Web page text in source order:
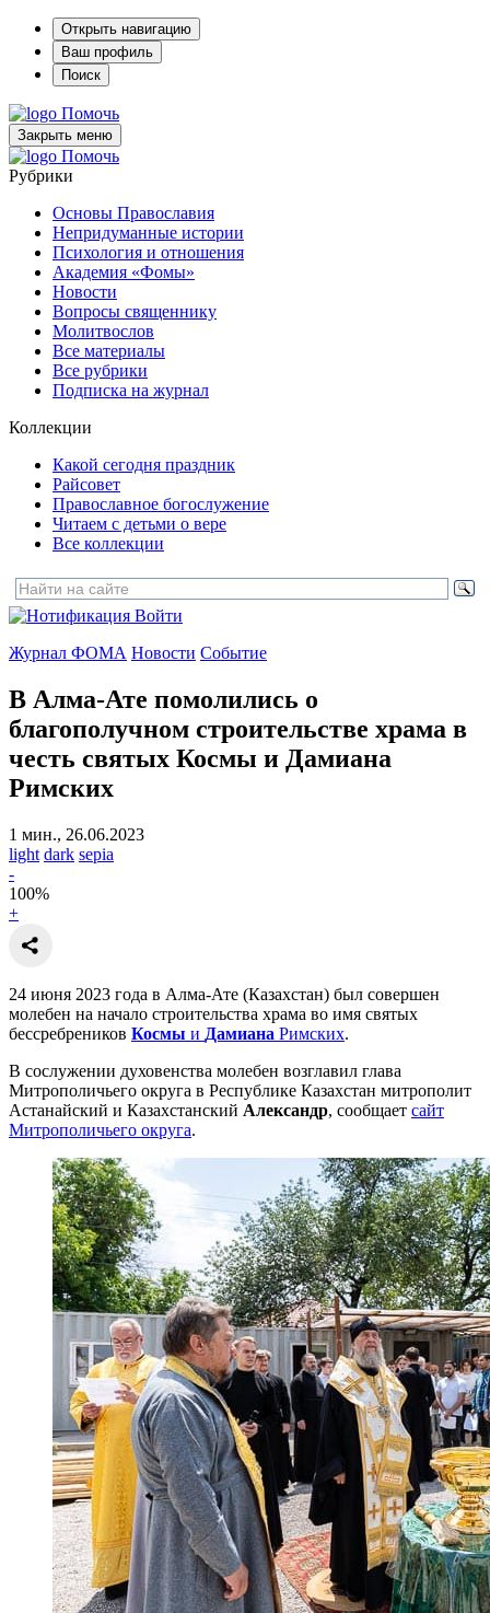
Открыть навигацию
Ваш профиль
Поиск
Помочь
Закрыть меню
Помочь
Рубрики
Основы Православия
Непридуманные истории
Психология и отношения
Академия «Фомы»
Новости
Вопросы священнику
Молитвослов
Все материалы
Все рубрики
Подписка на журнал
Коллекции
Какой сегодня праздник
Райсовет
Православное богослужение
Читаем с детьми о вере
Все коллекции
Войти
Журнал ФОМА Новости Событие
В Алма-Ате помолились о
благополучном строительстве храма в
честь святых Космы и Дамиана
Римских
1 мин., 26.06.2023
light dark sepia
-
100%
+
24 июня 2023 года в Алма-Ате (Казахстан) был совершен
молебен на начало строительства храма во имя святых
бессребреников Космы и Дамиана Римских.
В сослужении духовенства молебен возглавил глава
Митрополичьего округа в Республике Казахстан митрополит
Астанайский и Казахстанский Александр, сообщает сайт
Митрополичьего округа.